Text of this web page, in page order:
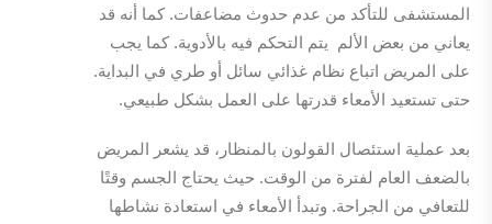
المستشفى للتأكد من عدم حدوث مضاعفات. كما أنه قد
يعاني من بعض الألم يتم التحكم فيه بالأدوية. كما يجب
على المريض اتباع نظام غذائي سائل أو طري في البداية.
حتى تستعيد الأمعاء قدرتها على العمل بشكل طبيعي.
بعد عملية استئصال القولون بالمنظار، قد يشعر المريض
بالضعف العام لفترة من الوقت. حيث يحتاج الجسم وقتًا
للتعافي من الجراحة. وتبدأ الأمعاء في استعادة نشاطها